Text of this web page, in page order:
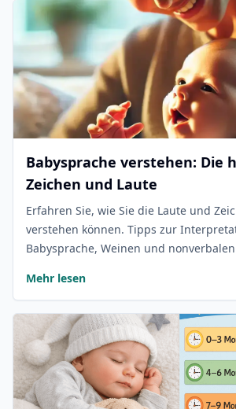
Babysprache verstehen: Die
Zeichen und Laute
Erfahren Sie, wie Sie die Laute und
verstehen können. Tipps zur
Babysprache, Weinen und nonverbalen
Mehr lesen